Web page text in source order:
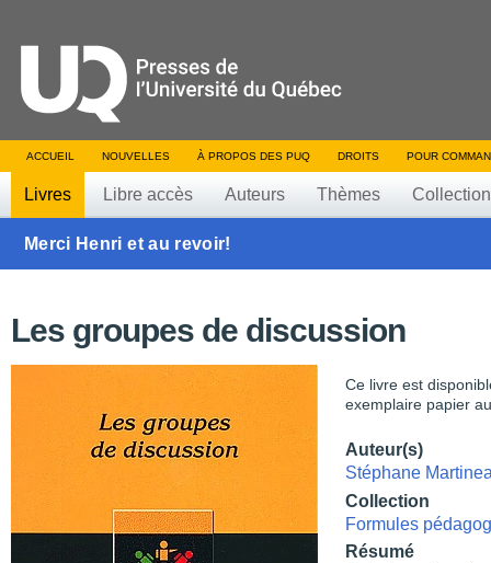
ACCUEIL NOUVELLES À PROPOS DES PUQ DROITS POUR
Livres Libre accès Auteurs Thèmes
Merci Henri et au revoir!
Les groupes de discussion
Ce livre est
exemplaire papier
Auteur(s)
Stéphane
Collection
Formules
Résumé